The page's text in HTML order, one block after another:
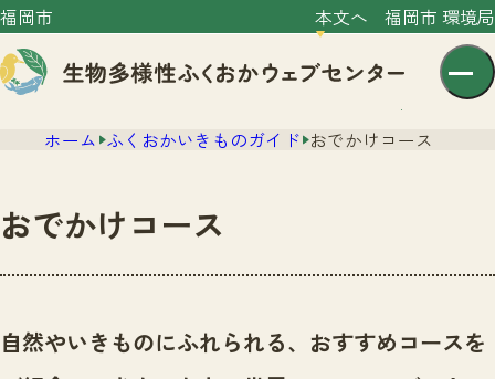
福岡市 本文へ 福岡市 環境局
センター紹介
センター紹介TOP
ニュース
ホーム ふくおかいきものガイド おでかけコース
おでかけコース
自然やいきものにふれられる、おすすめコースを